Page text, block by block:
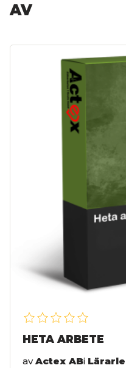
AV
HETA ARBETE
av Actex ABi